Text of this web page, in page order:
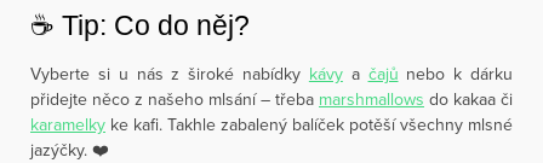
☕️ Tip: Co do něj?
Vyberte si u nás z široké nabídky kávya čajů nebo k dárku
přidejte něco z našeho mlsání – třeba marshmallows do kakaa či
karamelky ke kafi. Takhle zabalený balíček potěší všechny mlsné
jazýčky. ❤️